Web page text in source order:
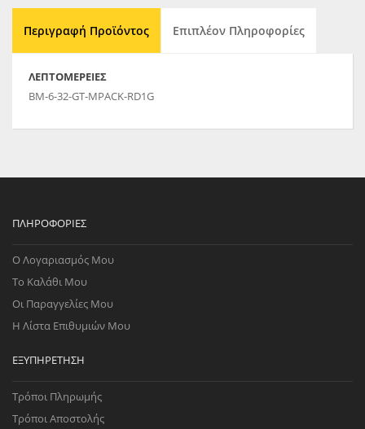
Περιγραφή Προϊόντος Επιπλέον Πληροφορίες
ΛΕΠΤΟΜΈΡΕΙΕΣ
BM-6-32-GT-MPACK-RD1G
ΠΛΗΡΟΦΟΡΊΕΣ
Ο Λογαριασμός Μου
Το Καλάθι Μου
Οι Παραγγελίες Μου
Η Λίστα Επιθυμιών Μου
ΕΞΥΠΗΡΈΤΗΣΗ
Τρόποι Πληρωμής
Τρόποι Αποστολής